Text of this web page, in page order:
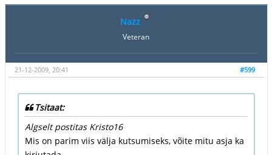
Nazz
Veteran
#599
21-12-2009, 20:41
Tsitaat:
Algselt postitas Kristo16
Mis on parim viis välja kutsumiseks, võite mitu asja ka